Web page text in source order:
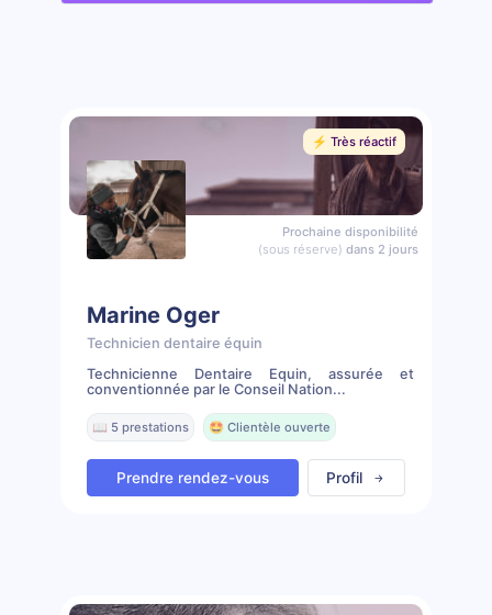
⚡️ Très réactif
Prochaine disponibilité
(sous réserve) dans 2 jours
Marine Oger
Technicien dentaire équin
Technicienne Dentaire Equin, assurée et
conventionnée par le Conseil Nation...
📖 5 prestations 🤩 Clientèle ouverte
Prendre rendez-vous Profil